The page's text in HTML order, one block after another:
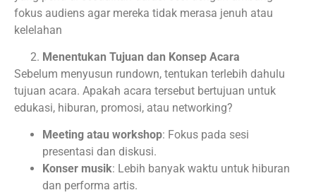
fokus audiens agar mereka tidak merasa jenuh atau
kelelahan
Menentukan Tujuan dan Konsep Acara
Sebelum menyusun rundown, tentukan terlebih dahulu
tujuan acara. Apakah acara tersebut bertujuan untuk
edukasi, hiburan, promosi, atau networking?
Meeting atau workshop: Fokus pada sesi
presentasi dan diskusi.
Konser musik: Lebih banyak waktu untuk hiburan
dan performa artis.